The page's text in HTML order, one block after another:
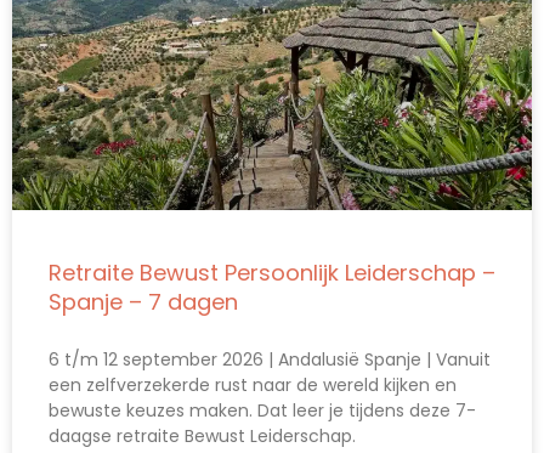
Retraite Bewust Persoonlijk Leiderschap –
Spanje – 7 dagen
6 t/m 12 september 2026 | Andalusië Spanje | Vanuit
een zelfverzekerde rust naar de wereld kijken en
bewuste keuzes maken. Dat leer je tijdens deze 7-
daagse retraite Bewust Leiderschap.